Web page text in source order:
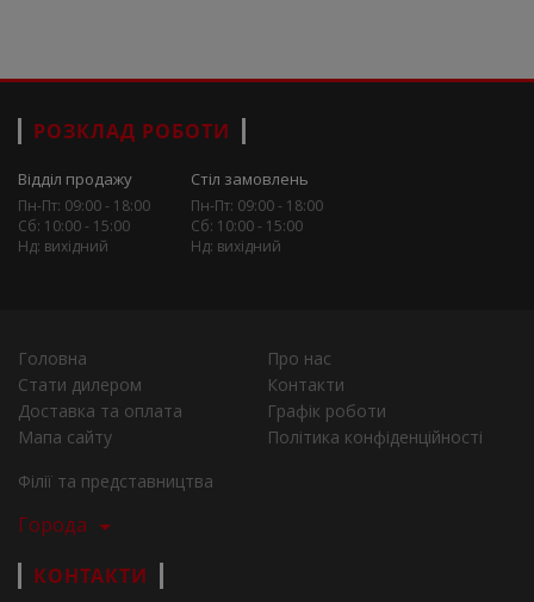
РОЗКЛАД РОБОТИ
Відділ продажу
Пн-Пт: 09:00 - 18:00
Сб: 10:00 - 15:00
Нд: вихідний
Стіл замовлень
Пн-Пт: 09:00 - 18:00
Сб: 10:00 - 15:00
Нд: вихідний
Головна
Про нас
Стати дилером
Контакти
Доставка та оплата
Графік роботи
Мапа сайту
Політика конфіденційності
Філії та представництва
Города
КОНТАКТИ